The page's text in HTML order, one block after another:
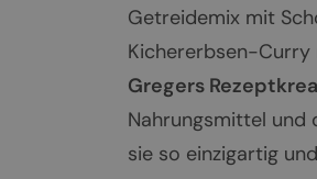
Getreidemix mit
Kichererbsen-
Gregers
Nahrungsmittel und
sie so einzigartig